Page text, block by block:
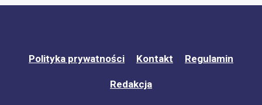
Polityka prywatności Kontakt Regulamin
Redakcja